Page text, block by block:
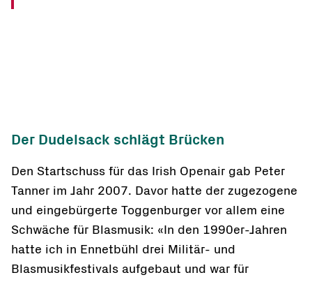
Der Dudelsack schlägt Brücken
Den Startschuss für das Irish Openair gab Peter
Tanner im Jahr 2007. Davor hatte der zugezogene
und eingebürgerte Toggenburger vor allem eine
Schwäche für Blasmusik: «In den 1990er-Jahren
hatte ich in Ennetbühl drei Militär- und
Blasmusikfestivals aufgebaut und war für